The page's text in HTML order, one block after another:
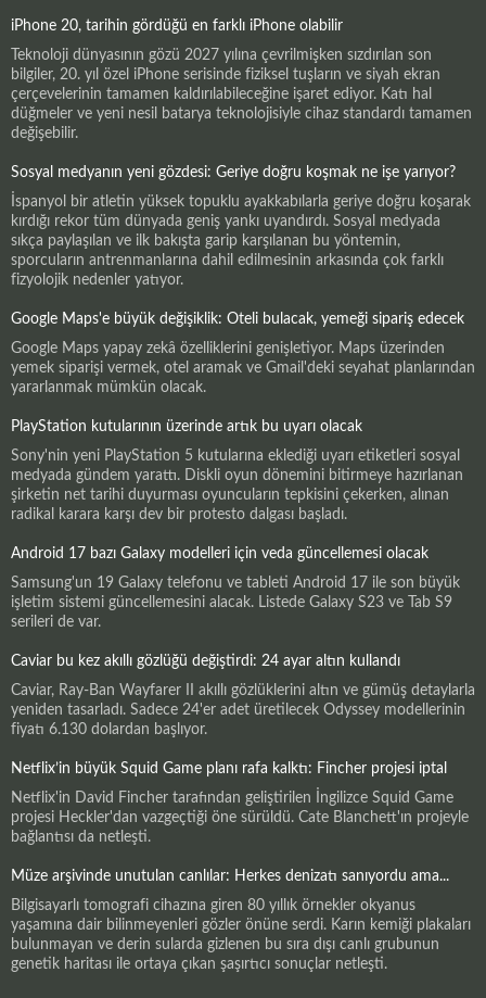
iPhone 20, tarihin gördüğü en farklı iPhone olabilir
Teknoloji dünyasının gözü 2027 yılına çevrilmişken sızdırılan son
bilgiler, 20. yıl özel iPhone serisinde fiziksel tuşların ve siyah ekran
çerçevelerinin tamamen kaldırılabileceğine işaret ediyor. Katı hal
düğmeler ve yeni nesil batarya teknolojisiyle cihaz standardı tamamen
değişebilir.
Sosyal medyanın yeni gözdesi: Geriye doğru koşmak ne işe yarıyor?
İspanyol bir atletin yüksek topuklu ayakkabılarla geriye doğru koşarak
kırdığı rekor tüm dünyada geniş yankı uyandırdı. Sosyal medyada
sıkça paylaşılan ve ilk bakışta garip karşılanan bu yöntemin,
sporcuların antrenmanlarına dahil edilmesinin arkasında çok farklı
fizyolojik nedenler yatıyor.
Google Maps'e büyük değişiklik: Oteli bulacak, yemeği sipariş edecek
Google Maps yapay zekâ özelliklerini genişletiyor. Maps üzerinden
yemek siparişi vermek, otel aramak ve Gmail'deki seyahat planlarından
yararlanmak mümkün olacak.
PlayStation kutularının üzerinde artık bu uyarı olacak
Sony'nin yeni PlayStation 5 kutularına eklediği uyarı etiketleri sosyal
medyada gündem yarattı. Diskli oyun dönemini bitirmeye hazırlanan
şirketin net tarihi duyurması oyuncuların tepkisini çekerken, alınan
radikal karara karşı dev bir protesto dalgası başladı.
Android 17 bazı Galaxy modelleri için veda güncellemesi olacak
Samsung'un 19 Galaxy telefonu ve tableti Android 17 ile son büyük
işletim sistemi güncellemesini alacak. Listede Galaxy S23 ve Tab S9
serileri de var.
Caviar bu kez akıllı gözlüğü değiştirdi: 24 ayar altın kullandı
Caviar, Ray-Ban Wayfarer II akıllı gözlüklerini altın ve gümüş detaylarla
yeniden tasarladı. Sadece 24'er adet üretilecek Odyssey modellerinin
fiyatı 6.130 dolardan başlıyor.
Netflix’in büyük Squid Game planı rafa kalktı: Fincher projesi iptal
Netflix'in David Fincher tarafından geliştirilen İngilizce Squid Game
projesi Heckler'dan vazgeçtiği öne sürüldü. Cate Blanchett'ın projeyle
bağlantısı da netleşti.
Müze arşivinde unutulan canlılar: Herkes denizatı sanıyordu ama...
Bilgisayarlı tomografi cihazına giren 80 yıllık örnekler okyanus
yaşamına dair bilinmeyenleri gözler önüne serdi. Karın kemiği plakaları
bulunmayan ve derin sularda gizlenen bu sıra dışı canlı grubunun
genetik haritası ile ortaya çıkan şaşırtıcı sonuçlar netleşti.